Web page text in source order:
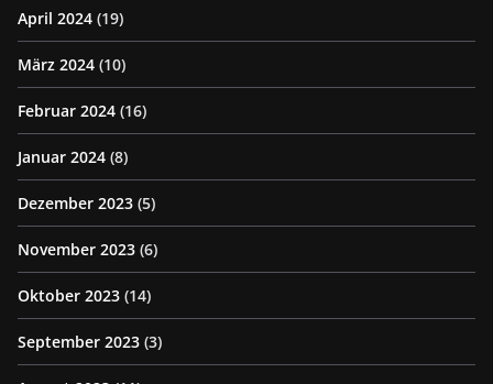
April 2024 (19)
März 2024 (10)
Februar 2024 (16)
Januar 2024 (8)
Dezember 2023 (5)
November 2023 (6)
Oktober 2023 (14)
September 2023 (3)